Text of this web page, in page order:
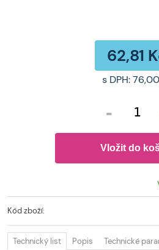
62,81
s DPH:
-
Kód zboží:
Technický list Popis Technické